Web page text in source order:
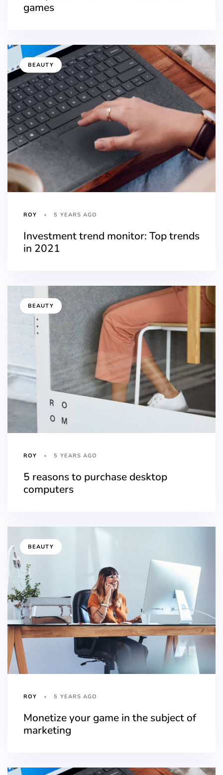
games
BEAUTY
ROY 5 YEARS AGO
Investment trend monitor: Top trends
in 2021
BEAUTY
ROY 5 YEARS AGO
5 reasons to purchase desktop
computers
BEAUTY
ROY 5 YEARS AGO
Monetize your game in the subject of
marketing